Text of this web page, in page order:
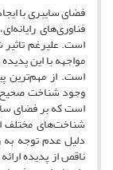
فضای سایبری با
فناوری‌های
است. علیرغم
مواجهه با این
است. از مهم‌ترین
وجود شناخت صحیح
است که بر فضای
شناخت‌های مختلف
دلیل عدم توجه به
ناقص از پدیده